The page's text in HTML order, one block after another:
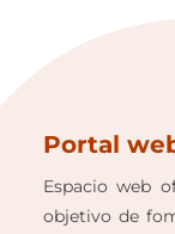
Portal
Espacio web
objetivo de